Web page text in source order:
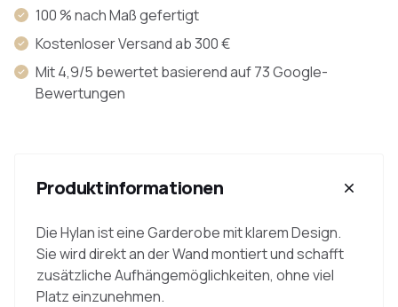
100 % nach Maß gefertigt
Kostenloser Versand ab 300 €
Mit 4,9/5 bewertet basierend auf 73 Google-
Bewertungen
Produktinformationen
Die Hylan ist eine Garderobe mit klarem Design.
Sie wird direkt an der Wand montiert und schafft
zusätzliche Aufhängemöglichkeiten, ohne viel
Platz einzunehmen.